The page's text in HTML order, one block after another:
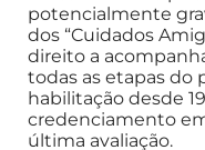
potencialmente
dos “Cuidados
direito a
todas as etapas do
habilitação desde
credenciamento
última avaliação.